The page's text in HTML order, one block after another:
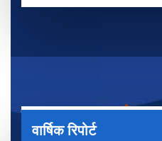
प्रकाशन/प्रलेखन
वार्षिक रिपोर्ट